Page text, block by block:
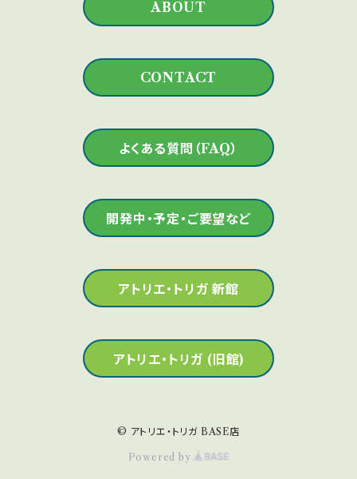
ABOUT
CONTACT
よくある質問（FAQ）
開発中・予定・ご要望など
アトリエ・トリガ 新館
アトリエ・トリガ (旧館)
© アトリエ・トリガ BASE店
Powered by